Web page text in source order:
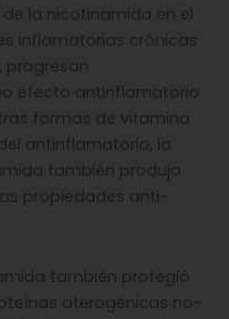
la nicotinamida en el
inflamatorias crónicas
progresan
efecto antinflamatorio
formas de vitamina
antinflamatorio, la
también produjo
propiedades anti-
también protegió
aterogénicas no-